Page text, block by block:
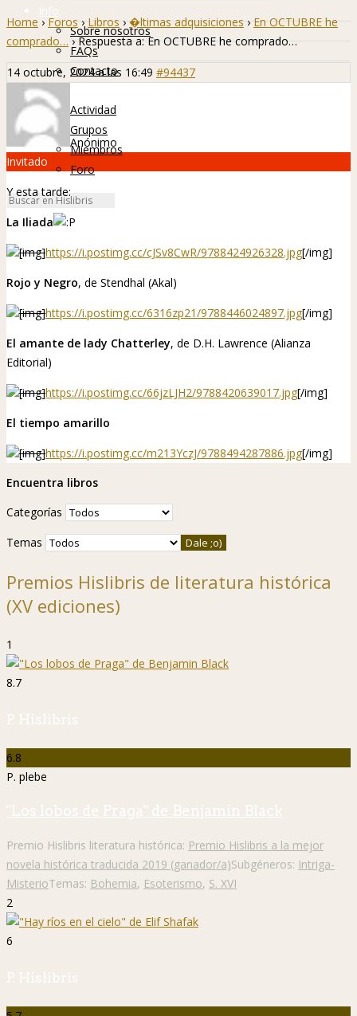
Info
Sobre nosotros
FAQs
Contacto
Hislibreños
Actividad
Grupos
Miembros
Foro
Home › Foros › Libros › �ltimas adquisiciones › En OCTUBRE he
comprado… › Respuesta a: En OCTUBRE he comprado…
14 octubre, 2024 a las 16:49 #94437
Anónimo
Invitado
Y esta tarde:
La Iliada
[img]https://i.postimg.cc/cJSv8CwR/9788424926328.jpg[/img]
Rojo y Negro, de Stendhal (Akal)
[img]https://i.postimg.cc/6316zp21/9788446024897.jpg[/img]
El amante de lady Chatterley, de D.H. Lawrence (Alianza
Editorial)
[img]https://i.postimg.cc/66jzLJH2/9788420639017.jpg[/img]
El tiempo amarillo
[img]https://i.postimg.cc/m213YczJ/9788494287886.jpg[/img]
Encuentra libros
Categorías
Temas
Premios Hislibris de literatura histórica
(XV ediciones)
1
8.7
P. Hislibris
6.8
P. plebe
"Los lobos de Praga" de Benjamin Black
Premio Hislibris literatura histórica: Premio Hislibris a la mejor
novela histórica traducida 2019 (ganador/a)Subgéneros: Intriga-
MisterioTemas: Bohemia, Esoterismo, S. XVI
2
6
P. Hislibris